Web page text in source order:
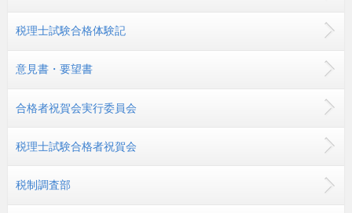
税理士試験合格体験記
意見書・要望書
合格者祝賀会実行委員会
税理士試験合格者祝賀会
税制調査部